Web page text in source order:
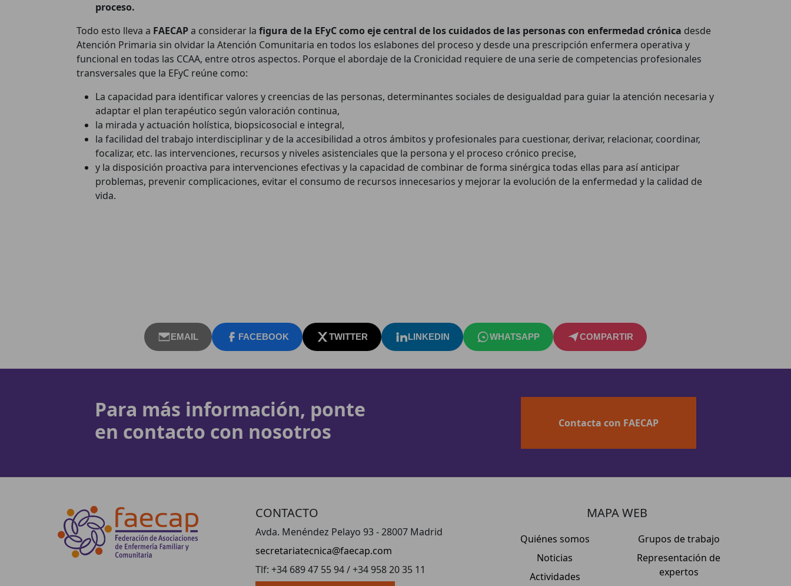
proceso.
Todo esto lleva a FAECAPa considerar la figura de la EFyC como eje central de los cuidados de las personas con enfermedad crónica desde
Atención Primaria sin olvidar la Atención Comunitaria en todos los eslabones del proceso y desde una prescripción enfermera operativa y
funcional en todas las CCAA, entre otros aspectos. Porque el abordaje de la Cronicidad requiere de una serie de competencias profesionales
transversales que la EFyC reúne como:
La capacidad para identificar valores y creencias de las personas, determinantes sociales de desigualdad para guiar la atención necesaria y
adaptar el plan terapéutico según valoración continua,
la mirada y actuación holística, biopsicosocial e integral,
la facilidad del trabajo interdisciplinar y de la accesibilidad a otros ámbitos y profesionales para cuestionar, derivar, relacionar, coordinar,
focalizar, etc. las intervenciones, recursos y niveles asistenciales que la persona y el proceso crónico precise,
y la disposición proactiva para intervenciones efectivas y la capacidad de combinar de forma sinérgica todas ellas para así anticipar
problemas, prevenir complicaciones, evitar el consumo de recursos innecesarios y mejorar la evolución de la enfermedad y la calidad de
vida.
EMAIL FACEBOOK TWITTER LINKEDIN WHATSAPP COMPARTIR
Para más información, ponte
en contacto con nosotros
Contacta con FAECAP
CONTACTO
Avda. Menéndez Pelayo 93 - 28007 Madrid
secretariatecnica@faecap.com
Tlf: +34 689 47 55 94 / +34 958 20 35 11
MAPA WEB
Quiénes somos
Noticias
Actividades
Grupos de trabajo
Representación de
expertos